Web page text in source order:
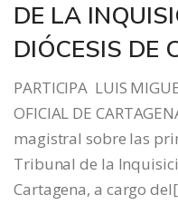
DE LA
DIÓCESIS DE
PARTICIPA LUIS
OFICIAL DE
magistral sobre las
Tribunal de la
Cartagena, a cargo